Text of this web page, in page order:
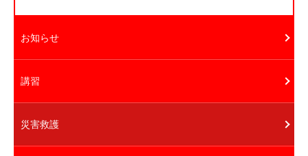
お知らせ
講習
災害救護